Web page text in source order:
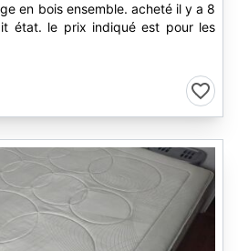
en bois ensemble. acheté il y a 8
état. le prix indiqué est pour les